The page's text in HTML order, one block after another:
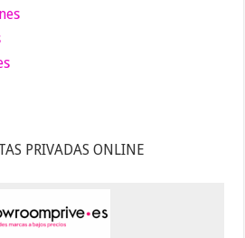
PRIVADAS ONLINE